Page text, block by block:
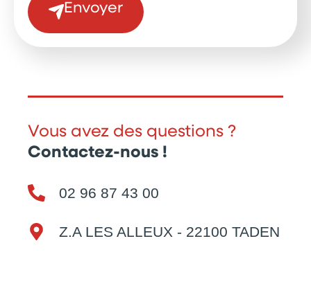
Vous avez des questions ?
Contactez-nous !
02 96 87 43 00
Z.A LES ALLEUX - 22100 TADEN
Envoyer